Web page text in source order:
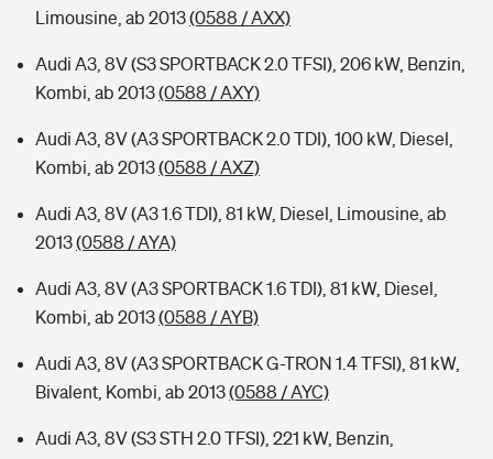
Limousine, ab 2013(0588 / AXX)
Audi A3, 8V (S3 SPORTBACK 2.0 TFSI), 206 kW, Benzin,
Kombi, ab 2013(0588 / AXY)
Audi A3, 8V (A3 SPORTBACK 2.0 TDI), 100 kW, Diesel,
Kombi, ab 2013(0588 / AXZ)
Audi A3, 8V (A3 1.6 TDI), 81 kW, Diesel, Limousine, ab
2013(0588 / AYA)
Audi A3, 8V (A3 SPORTBACK 1.6 TDI), 81 kW, Diesel,
Kombi, ab 2013(0588 / AYB)
Audi A3, 8V (A3 SPORTBACK G-TRON 1.4 TFSI), 81 kW,
Bivalent, Kombi, ab 2013(0588 / AYC)
Audi A3, 8V (S3 STH 2.0 TFSI), 221 kW, Benzin,